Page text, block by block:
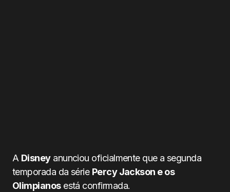
A Disneyanunciou oficialmente que a segunda
temporada da série Percy Jackson e os
Olimpianosestá confirmada.